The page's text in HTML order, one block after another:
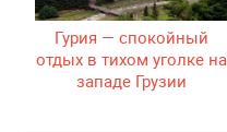
Гурия — спокойный
отдых в тихом уголке на
западе Грузии